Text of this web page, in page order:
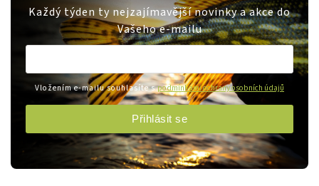
Každý týden ty nejzajímavější novinky a akce do
Vašeho e-mailu
Vložením e-mailu souhlasíte spodmínkami ochrany osobních údajů
Přihlásit se